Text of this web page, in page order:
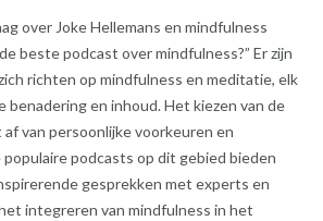
over Joke Hellemans en mindfulness
beste podcast over mindfulness?” Er zijn
richten op mindfulness en meditatie, elk
benadering en inhoud. Het kiezen van de
van persoonlijke voorkeuren en
podcasts op dit gebied bieden
gesprekken met experts en
integreren van mindfulness in het